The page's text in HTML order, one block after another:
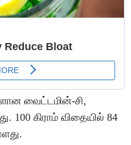
வைட்டமின்-சி,
100 கிராம் விதையில் 84